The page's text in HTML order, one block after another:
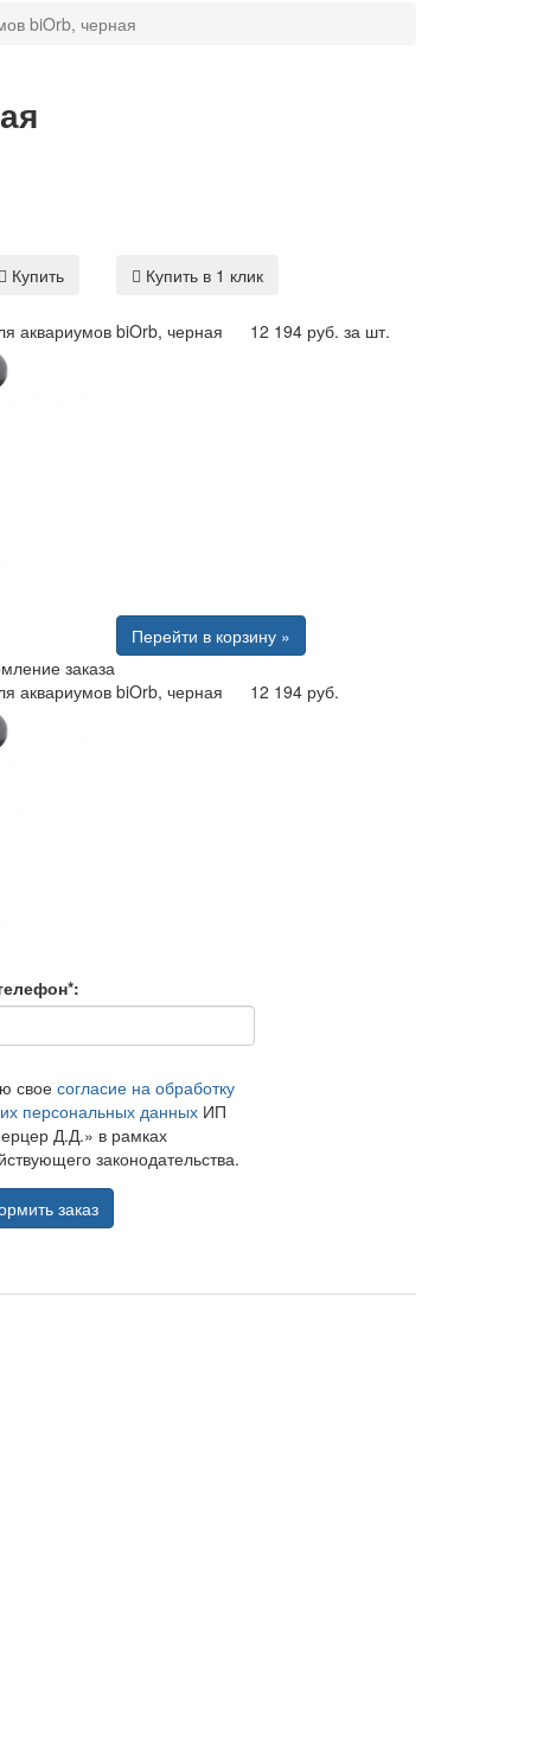
biOrb, черная
Купить
Купить в 1 клик
аквариумов biOrb, черная
12 194 руб. за шт.
Перейти в корзину »
заказа
аквариумов biOrb, черная
12 194 руб.
свое согласие на обработку
персональных данныхИП
Д.Д.» в рамках
законодательства.
заказ